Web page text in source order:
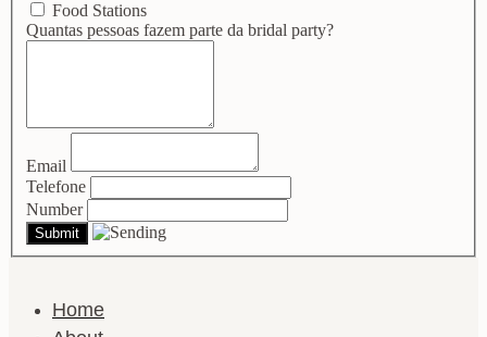
Food Stations
Quantas pessoas fazem parte da bridal party?
Email
Telefone
Number
Home